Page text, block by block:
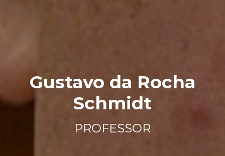
Gustavo da Rocha
Schmidt
PROFESSOR